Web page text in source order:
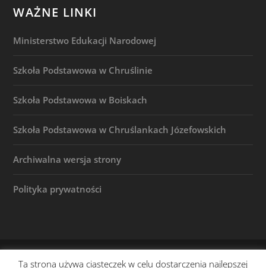
WAŻNE LINKI
Ministerstwo Edukacji Narodowej
Szkoła Podstawowa w Chruślinie
Szkoła Podstawowa w Boiskach
Szkoła Podstawowa w Chruślankach Józefowskich
Archiwalna wersja strony
Polityka prywatności
Ta strona używa ciasteczek w celu dostarczenia najlepszej